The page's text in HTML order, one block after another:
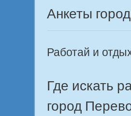
Анкеты
Работай и
Где искать
город